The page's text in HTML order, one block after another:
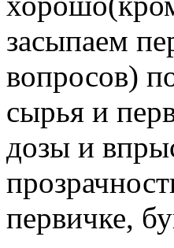
засыпаем
вопросов)
сырья и
дозы и
первичке,